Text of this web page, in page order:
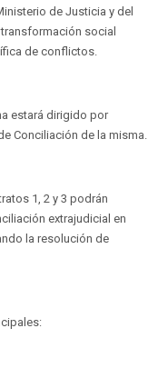
de Justicia y del
social
de conflictos.
estará dirigido por
Conciliación de la misma.
1, 2 y 3 podrán
extrajudicial en
la resolución de